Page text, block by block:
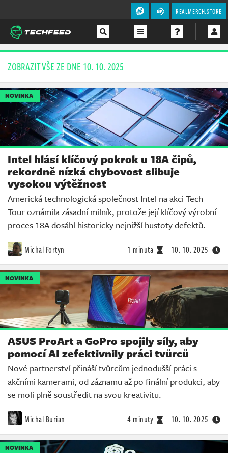
REALMERCH.STORE
Magazín
Videa
Soutěže
ZOBRAZIT VŠE ZE DNE 10. 10. 2025
NOVINKA
Intel hlásí klíčový pokrok u 18A čipů,
rekordně nízká chybovost slibuje
vysokou výtěžnost
Americká technologická společnost Intel na akci Tech
Tour oznámila zásadní milník, protože její klíčový výrobní
proces 18A dosáhl historicky nejnižší hustoty defektů.
Michal Fortyn 1 minuta 10. 10. 2025
NOVINKA
ASUS ProArt a GoPro spojily síly, aby
pomocí AI zefektivnily práci tvůrců
Nové partnerství přináší tvůrcům jednodušší práci s
akčními kamerami, od záznamu až po finální produkci, aby
se moli plně soustředit na svou kreativitu.
Michal Burian 4 minuty 10. 10. 2025
NOVINKA